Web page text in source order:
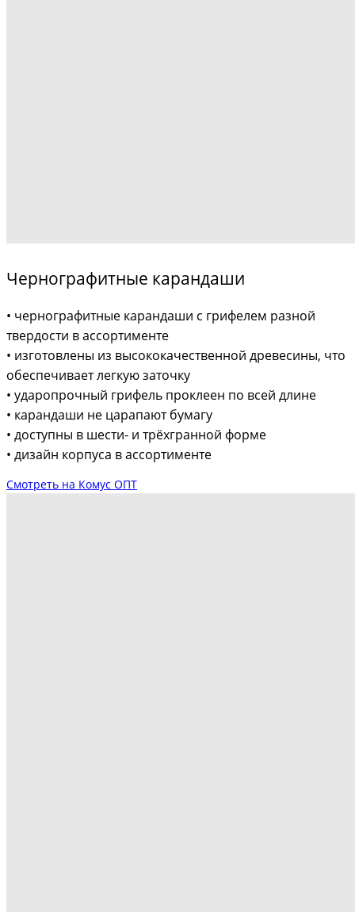
Чернографитные карандаши
• чернографитные карандаши с грифелем разной
твердости в ассортименте
• изготовлены из высококачественной древесины, что
обеспечивает легкую заточку
• ударопрочный грифель проклеен по всей длине
• карандаши не царапают бумагу
• доступны в шести- и трёхгранной форме
• дизайн корпуса в ассортименте
Смотреть на Комус ОПТ